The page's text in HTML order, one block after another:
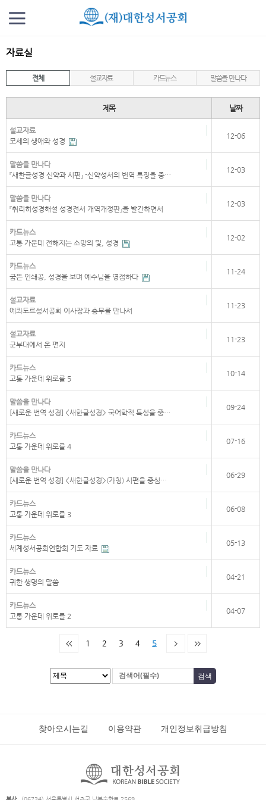
자료실
전체 설교자료 카드뉴스 말씀을 만나다
제목 날짜
설교자료
모세의 생애와 성경
12-06
말씀을 만나다
『새한글성경 신약과 시편』 -신약성서의 번역 특징을 중…
12-03
말씀을 만나다
『취리히성경해설 성경전서 개역개정판』을 발간하면서
12-03
카드뉴스
고통 가운데 전해지는 소망의 빛, 성경
12-02
카드뉴스
굼뜬 인쇄공, 성경을 보며 예수님을 영접하다
11-24
설교자료
에콰도르성서공회 이사장과 총무를 만나서
11-23
설교자료
군부대에서 온 편지
11-23
카드뉴스
고통 가운데 위로를 5
10-14
말씀을 만나다
[새로운 번역 성경] <새한글성경> 국어학적 특성을 중…
09-24
카드뉴스
고통 가운데 위로를 4
07-16
말씀을 만나다
[새로운 번역 성경] <새한글성경>(가칭) 시편을 중심…
06-29
카드뉴스
고통 가운데 위로를 3
06-08
카드뉴스
세계성서공회연합회 기도 자료
05-13
카드뉴스
귀한 생명의 말씀
04-21
카드뉴스
고통 가운데 위로를 2
04-07
1 2 3 4 5
찾아오시는길 이용약관 개인정보취급방침